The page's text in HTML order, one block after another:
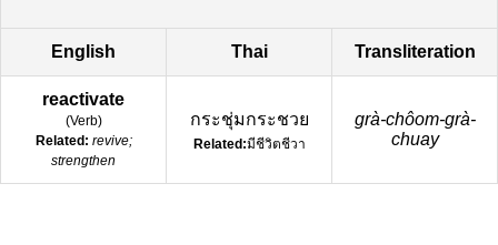
English Thai Transliteration
reactivate
(Verb)
Related: revive;
strengthen
กระชุ่มกระชวย
Related:มีชีวิตชีวา
grà-chôom-grà-
chuay